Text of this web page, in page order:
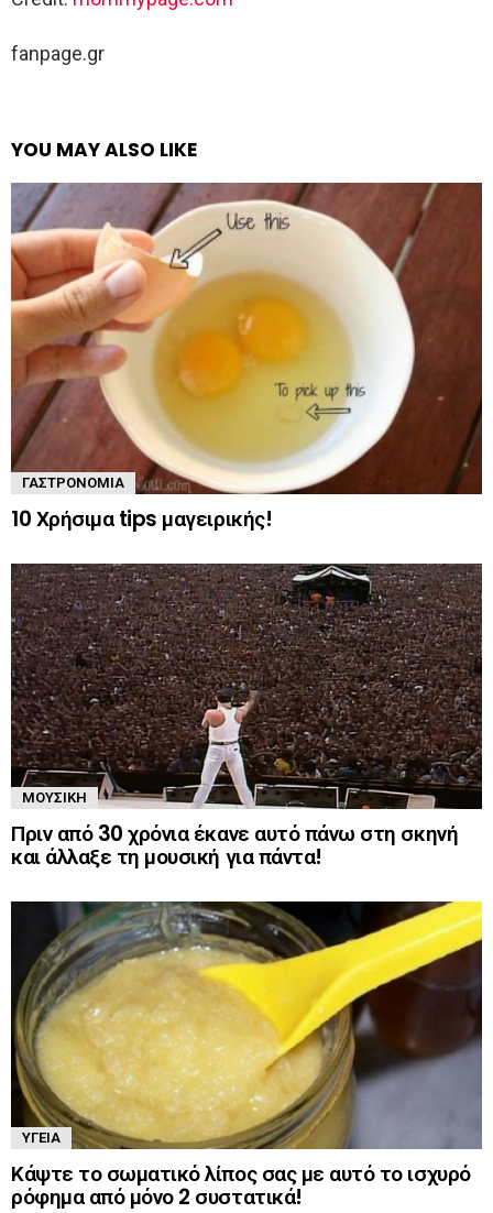
fanpage.gr
YOU MAY ALSO LIKE
ΓΑΣΤΡΟΝΟΜΊΑ
10 Χρήσιμα tips μαγειρικής!
ΜΟΥΣΙΚΉ
Πριν από 30 χρόνια έκανε αυτό πάνω στη σκηνή
και άλλαξε τη μουσική για πάντα!
ΥΓΕΊΑ
Κάψτε το σωματικό λίπος σας με αυτό το ισχυρό
ρόφημα από μόνο 2 συστατικά!